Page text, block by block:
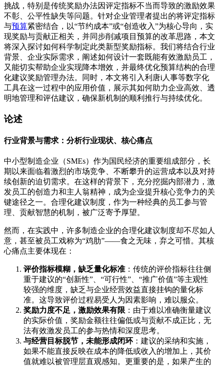
挑战，特别是传统奖励办法因评定指标不当而导致的激励效果
不彰、公平性缺失等问题。针对企业管理者提出的将评定指标
与预算紧密结合，以“节约成本”或“创造收入”为核心导向，实
现奖励与贡献正相关，并同步削减项目预算的改革思路，本文
将深入探讨如何科学制定此类新型奖励指标。我们将结合行业
背景、企业实际需求，阐述如何设计一套既能有效激励员工，
又能切实帮助企业实现降本增效，并最终优化预算结构的合理
化建议奖励管理办法。同时，本文将引入利唐i人事等数字化
工具在这一过程中的应用价值，展示其如何助力企业高效、透
明地管理和评估建议，确保新机制的顺利推行与持续优化。
论述
行业背景与需求：分析行业现状、核心痛点
中小型制造企业（SMEs）作为国民经济的重要组成部分，长
期以来面临着激烈的市场竞争、不断攀升的运营成本以及对持
续创新的迫切需求。在这样的背景下，充分挖掘内部潜力，激
发员工的创造力和主人翁精神，成为企业提升核心竞争力的关
键途径之一。合理化建议制度，作为一种经典的员工参与管
理、贡献智慧的机制，被广泛寄予厚望。
然而，在实践中，许多制造企业的合理化建议制度却不尽如人
意，甚至被员工戏称为“鸡肋”——食之无味，弃之可惜。其核
心痛点主要体现在：
评价指标模糊，缺乏量化标准 ：传统的评价指标往往侧
重于建议的“创新性”、“可行性”、“推广价值”等主观性
较强的维度，缺乏与企业经营效益直接挂钩的量化标
准。这导致评价过程易受人为因素影响，难以服众。
奖励力度不足，激励效果有限 ：由于难以准确衡量建议
的实际价值，奖励金额往往偏低或与贡献不成正比，无
法有效激发员工的参与热情和深度思考。
与经营目标脱节，未能形成闭环 ：建议的采纳和实施，
如果不能直接反映在成本的降低或收入的增加上，其价
值就难以被管理层直观感知。更重要的是，如果产生的